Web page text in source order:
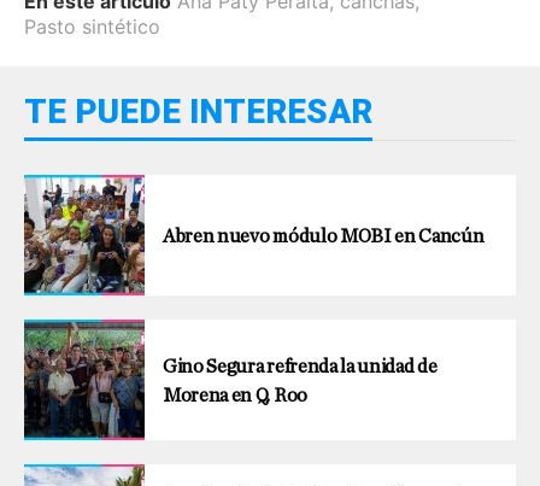
Pasto sintético
TE PUEDE INTERESAR
Abren nuevo módulo MOBI en Cancún
Gino Segura refrenda la unidad de
Morena en Q. Roo